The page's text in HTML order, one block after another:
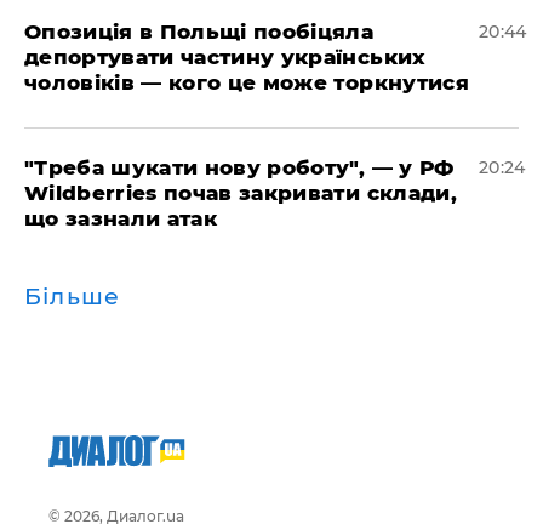
​Опозиція в Польщі пообіцяла
депортувати частину українських
чоловіків — кого це може торкнутися
20:44
​"Треба шукати нову роботу", — у РФ
Wildberries почав закривати склади,
що зазнали атак
20:24
Більше
© 2026, Диалог.ua